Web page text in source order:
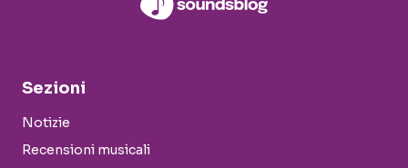
Sezioni
Notizie
Recensioni musicali